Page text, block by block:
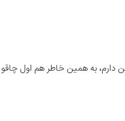
به همین خاطر هم اول چاقو